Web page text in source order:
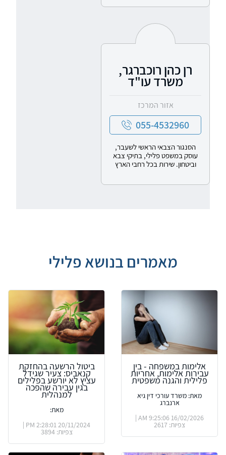
רן כהן רוכברגר,
משרד עו"ד
אזור המרכז
055-4532960
הסנגור הצבאי הראשי לשעבר,
עוסק במשפט פלילי, בתיקי צבא
וביטחון. שירות בכל רחבי הארץ
מאמרים בנושא פלילי
אלימות במשפחה - בין
עבירות אלימות, אחריות
פלילית והגנה משפטית
מאת: משרד עורכי דין גיא
ארנברג
צפיות: 2617
ביטול הרשעה בהחזקת
קנאביס: צעיר שגידל
עציץ לא יורשע בפלילים
בגין עבירה שהפכה
למנהלית
מאת:
צפיות: 3894